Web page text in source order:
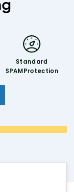
Standard
SPAMProtection